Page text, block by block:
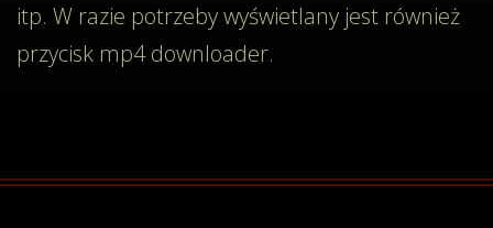
itp. W razie potrzeby wyświetlany jest również
przycisk mp4 downloader.